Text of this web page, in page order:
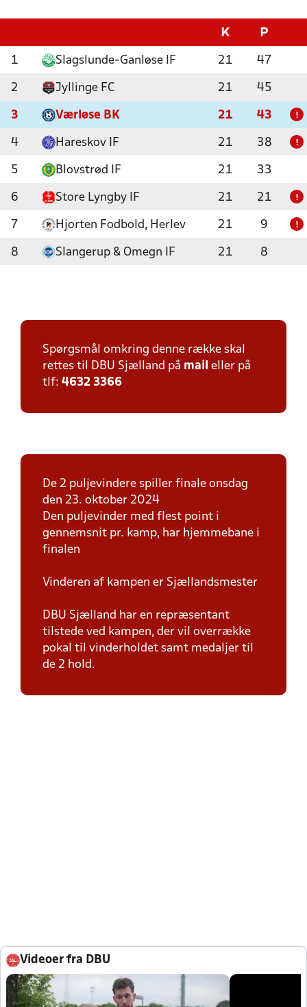
K P
1 Slagslunde-Ganløse IF 21 47
2 Jyllinge FC 21 45
3 Værløse BK 21 43 !
4 Hareskov IF 21 38 !
5 Blovstrød IF 21 33
6 Store Lyngby IF 21 21 !
7 Hjorten Fodbold, Herlev 21 9 !
8 Slangerup & Omegn IF 21 8
Spørgsmål omkring denne række skal
rettes til DBU Sjælland på mail eller på
tlf: 4632 3366
De 2 puljevindere spiller finale onsdag
den 23. oktober 2024
Den puljevinder med flest point i
gennemsnit pr. kamp, har hjemmebane i
finalen
Vinderen af kampen er Sjællandsmester
DBU Sjælland har en repræsentant
tilstede ved kampen, der vil overrække
pokal til vinderholdet samt medaljer til
de 2 hold.
Videoer fra DBU